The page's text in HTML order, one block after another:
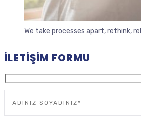
We take processes apart, rethink,
İLETIŞIM FORMU